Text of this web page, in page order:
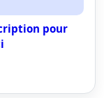
pour